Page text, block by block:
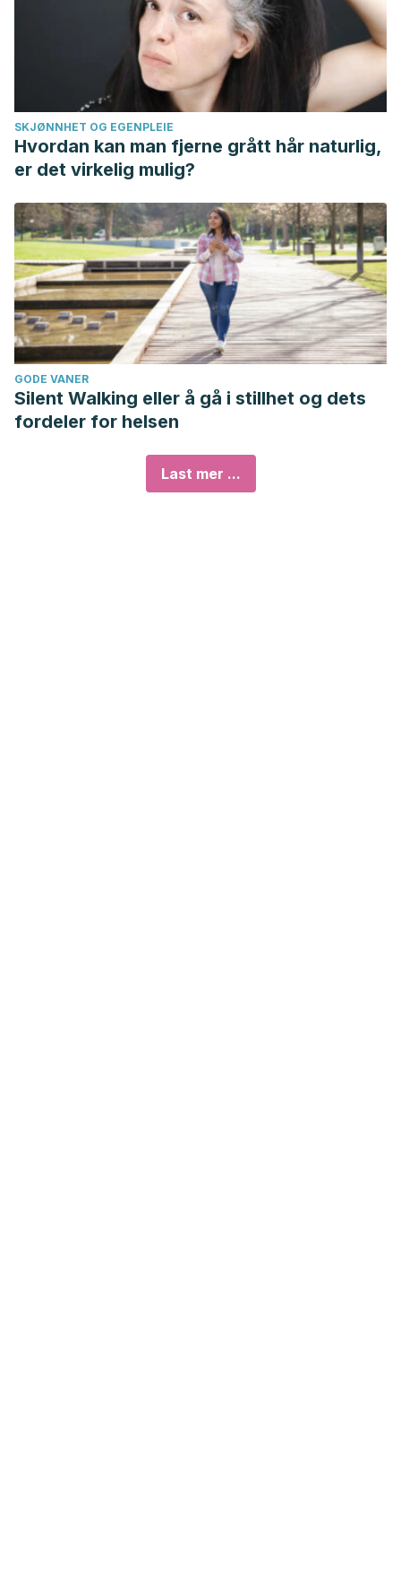
SKJØNNHET OG EGENPLEIE
Hvordan kan man fjerne grått hår naturlig,
er det virkelig mulig?
GODE VANER
Silent Walking eller å gå i stillhet og dets
fordeler for helsen
Last mer ...